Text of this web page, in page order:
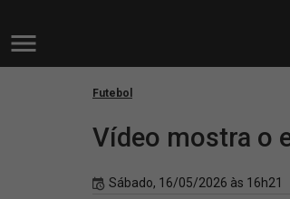
Futebol
Vídeo mostra o
Sábado, 16/05/2026 às 16h21